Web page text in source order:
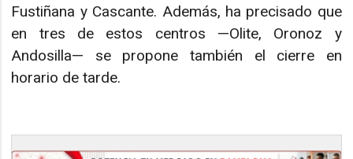
Fustiñana y Cascante. Además, ha precisado que
en tres de estos centros —Olite, Oronoz y
Andosilla— se propone también el cierre en
horario de tarde.